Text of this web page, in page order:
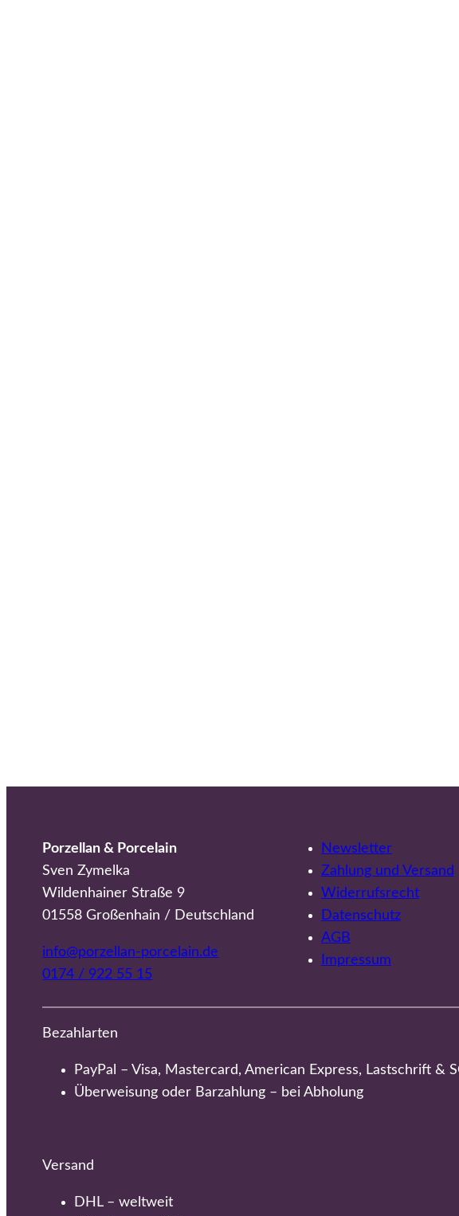
Porzellan & Porcelain
Sven Zymelka
Wildenhainer Straße 9
01558 Großenhain / Deutschland
info@porzellan-porcelain.de
0174 / 922 55 15
Newsletter
Zahlung und Versand
Widerrufsrecht
Datenschutz
AGB
Impressum
Bezahlarten
PayPal – Visa, Mastercard, American Express, Lastschrift &
Überweisung oder Barzahlung – bei Abholung
Versand
DHL – weltweit